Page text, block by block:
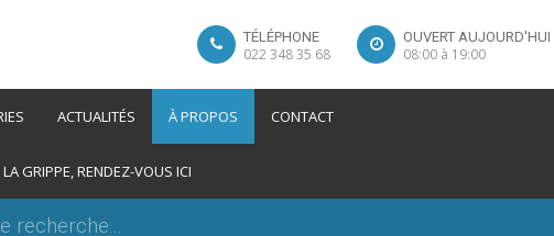
TÉLÉPHONE
022 348 35 68
OUVERT AUJOURD'HUI
08:00 à 19:00
ACTUALITÉS À PROPOS CONTACT
GRIPPE, RENDEZ-VOUS ICI